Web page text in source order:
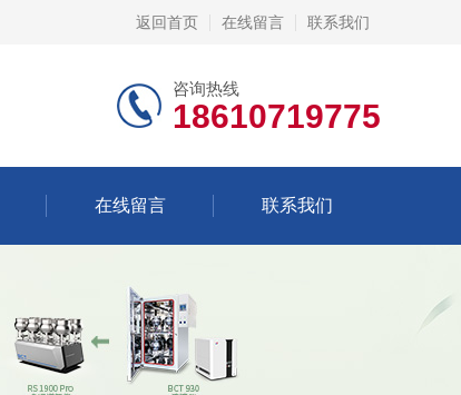
返回首页 在线留言 联系我们
咨询热线
18610719775
在线留言 联系我们